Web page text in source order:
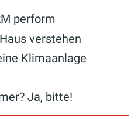
perform
verstehen
Klimaanlage
Ja, bitte!